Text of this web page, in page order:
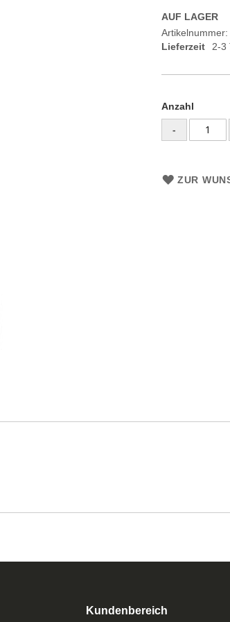
AUF LAGER
Artikelnummer
Lieferzeit
2-3
Anzahl
-
ZUR
Kundenbereich